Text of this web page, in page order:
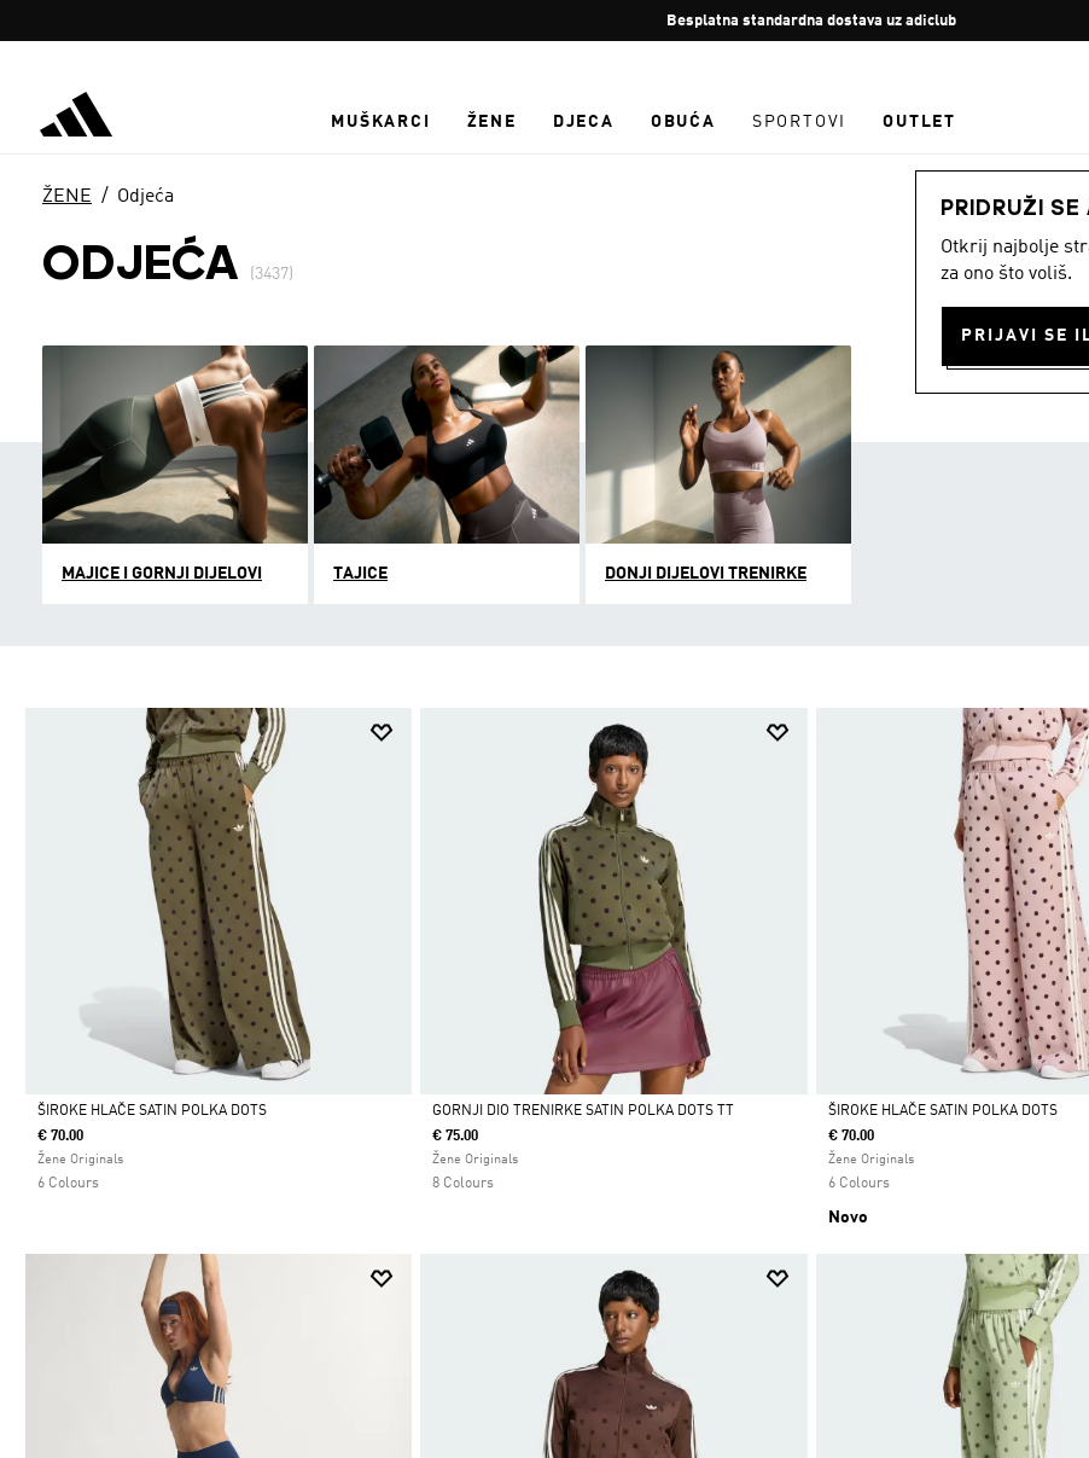
Zaustavi
rotaciju
Besplatan povrat
MUŠKARCI ŽENE DJECA OBUĆA SPORTOVI OUTLET
PRIDRUŽI
Otkrij najbolje
za ono što voliš.
ŽENE Odjeća
ODJEĆA (3437)
MAJICE I GORNJI DIJELOVI TAJICE DONJI DIJELOVI TRENIRKE
Da
ŠIROKE HLAČE SATIN POLKA DOTS
€ 70.00
Žene Originals
6 Colours
Da
GORNJI DIO TRENIRKE SATIN POLKA DOTS TT
€ 75.00
Žene Originals
8 Colours
Da
ŠIROKE HLAČE SATIN POLKA DOTS
€ 70.00
Žene Originals
6 Colours
Novo